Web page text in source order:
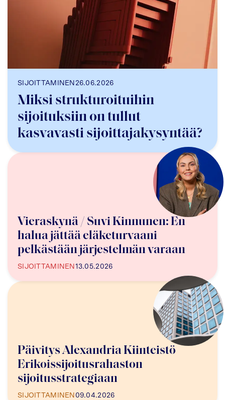
SIJOITTAMINEN 26.06.2026
Miksi strukturoituihin
sijoituksiin on tullut
kasvavasti sijoittajakysyntää?
Vieraskynä / Suvi Kinnunen: En
halua jättää eläketurvaani
pelkästään järjestelmän varaan
SIJOITTAMINEN 13.05.2026
Päivitys Alexandria Kiinteistö
Erikoissijoitusrahaston
sijoitusstrategiaan
SIJOITTAMINEN 09.04.2026